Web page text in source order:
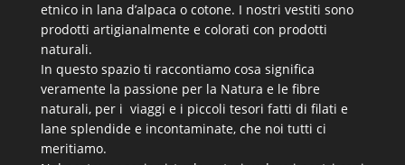
etnico in lana d’alpaca o cotone. I nostri vestiti sono
prodotti artigianalmente e colorati con prodotti
naturali.
In questo spazio ti raccontiamo cosa significa
veramente la passione per la Natura e le fibre
naturali, per i viaggi e i piccoli tesori fatti di filati e
lane splendide e incontaminate, che noi tutti ci
meritiamo.